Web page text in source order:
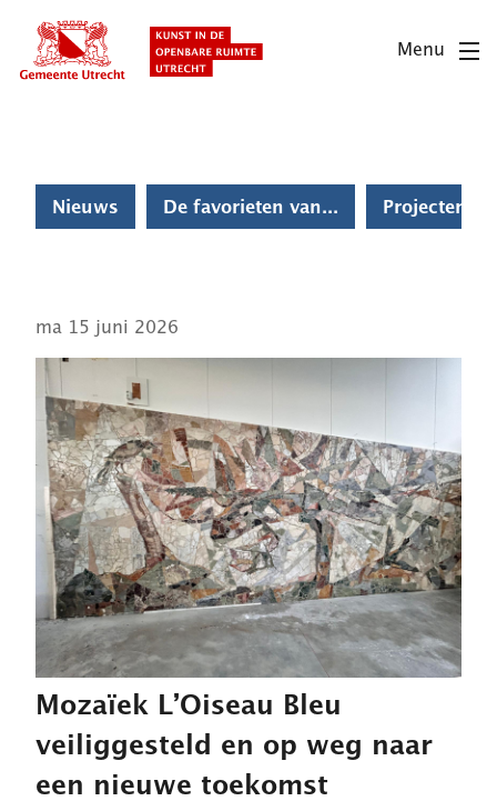
en
naar
Menu
Nieuws De favorieten van... Projecten
ma 15 juni 2026
Mozaïek L’Oiseau Bleu
veiliggesteld en op weg naar
een nieuwe toekomst